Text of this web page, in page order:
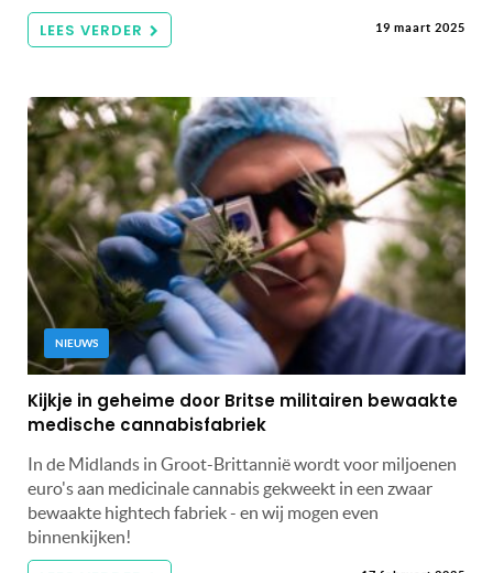
LEES VERDER 19 maart 2025
NIEUWS
Kijkje in geheime door Britse militairen bewaakte
medische cannabisfabriek
In de Midlands in Groot-Brittannië wordt voor miljoenen
euro's aan medicinale cannabis gekweekt in een zwaar
bewaakte hightech fabriek - en wij mogen even
binnenkijken!